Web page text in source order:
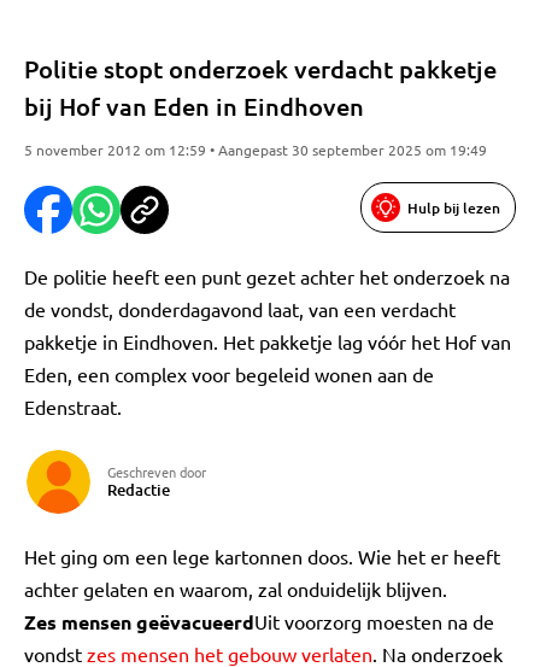
Politie stopt onderzoek verdacht pakketje
bij Hof van Eden in Eindhoven
5 november 2012 om 12:59 • Aangepast 30 september 2025 om 19:49
Hulp bij lezen
De politie heeft een punt gezet achter het onderzoek na
de vondst, donderdagavond laat, van een verdacht
pakketje in Eindhoven. Het pakketje lag vóór het Hof van
Eden, een complex voor begeleid wonen aan de
Edenstraat.
Geschreven door
Redactie
Het ging om een lege kartonnen doos. Wie het er heeft
achter gelaten en waarom, zal onduidelijk blijven.
Zes mensen geëvacueerdUit voorzorg moesten na de
vondst zes mensen het gebouw verlaten. Na onderzoek